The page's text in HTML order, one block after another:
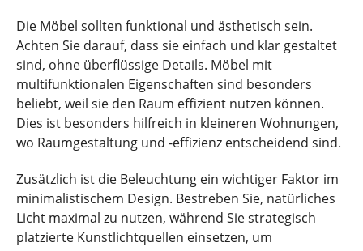
Die Möbel sollten funktional und ästhetisch sein.
Achten Sie darauf, dass sie einfach und klar gestaltet
sind, ohne überflüssige Details. Möbel mit
multifunktionalen Eigenschaften sind besonders
beliebt, weil sie den Raum effizient nutzen können.
Dies ist besonders hilfreich in kleineren Wohnungen,
wo Raumgestaltung und -effizienz entscheidend sind.
Zusätzlich ist die Beleuchtung ein wichtiger Faktor im
minimalistischem Design. Bestreben Sie, natürliches
Licht maximal zu nutzen, während Sie strategisch
platzierte Kunstlichtquellen einsetzen, um